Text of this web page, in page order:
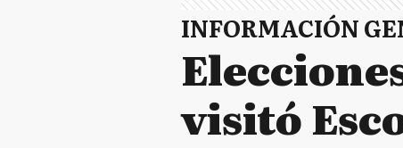
INFORMACIÓN
visitó